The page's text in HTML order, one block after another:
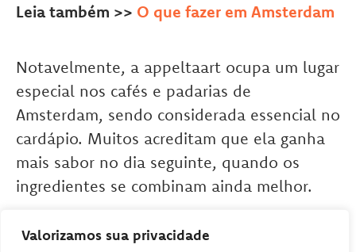
Valorizamos sua privacidade
Leia também >> O que fazer em Amsterdam
Notavelmente, a appeltaart ocupa um lugar
especial nos cafés e padarias de
Amsterdam, sendo considerada essencial no
cardápio. Muitos acreditam que ela ganha
mais sabor no dia seguinte, quando os
ingredientes se combinam ainda melhor.
Assim, desfrutar de uma fatia de appeltaart